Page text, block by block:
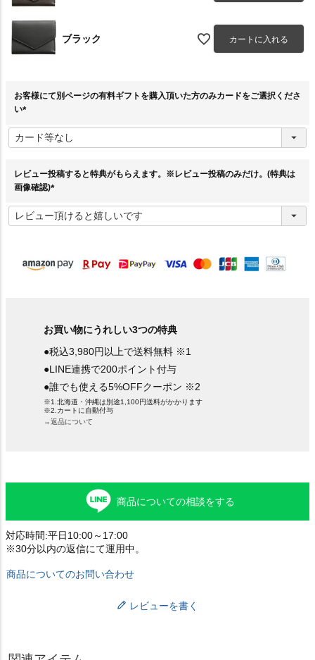
ブラック カートに入れる
お客様にて別ページの有料ギフトを購入頂いた方のみカードをご選択くださ
い
必
須
レビュー投稿すると特典がもらえます。※レビュー投稿のみだけ。(特典は
画像確認)
必
須
お買い物にうれしい3つの特典
●税込3,980円以上で送料無料 ※1
●LINE連携で200ポイント付与
●誰でも使える5%OFFクーポン ※2
※1.北海道・沖縄は別途1,100円送料がかかります
※2.カートに自動付与
→返品について
商品についての相談をする
対応時間:平日10:00～17:00
※30分以内の返信にて運用中。
商品についてのお問い合わせ
レビューを書く